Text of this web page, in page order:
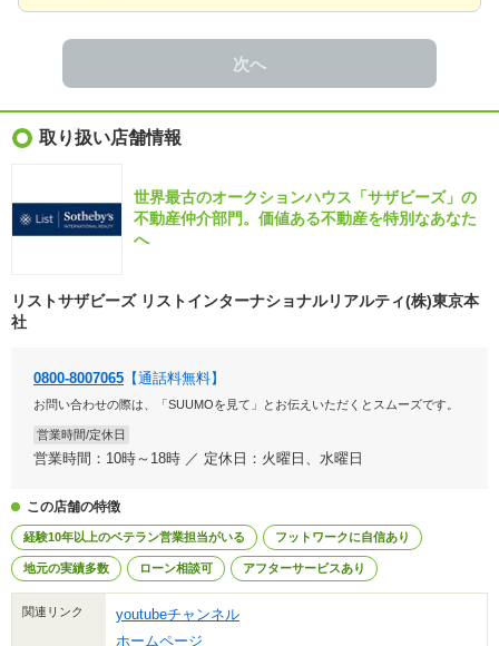
次へ
取り扱い店舗情報
世界最古のオークションハウス「サザビーズ」の
不動産仲介部門。価値ある不動産を特別なあなた
へ
リストサザビーズ リストインターナショナルリアルティ(株)東京本
社
0800-8007065 【通話料無料】
お問い合わせの際は、「SUUMOを見て」とお伝えいただくとスムーズです。
営業時間/定休日
営業時間：10時～18時 ／ 定休日：火曜日、水曜日
この店舗の特徴
経験10年以上のベテラン営業担当がいる フットワークに自信あり
地元の実績多数 ローン相談可 アフターサービスあり
関連リンク
youtubeチャンネル
ホームページ